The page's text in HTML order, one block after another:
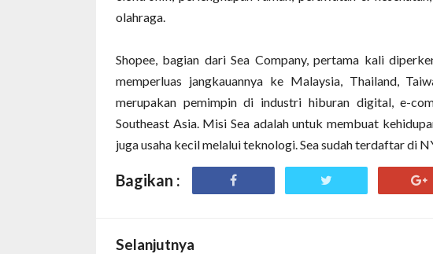
olahraga.
Shopee, bagian dari Sea Company, pertama kali
memperluas jangkauannya ke Malaysia, Thailand,
merupakan pemimpin di industri hiburan digital, e-
Southeast Asia. Misi Sea adalah untuk membuat
juga usaha kecil melalui teknologi. Sea sudah terdaftar di
Bagikan :
Selanjutnya